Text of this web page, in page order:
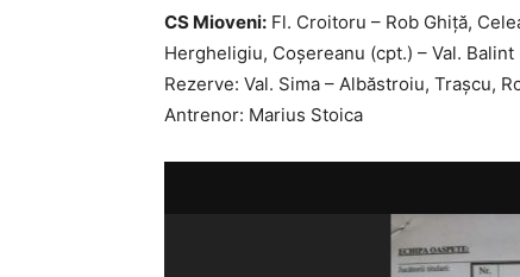
CS Mioveni: Fl. Croitoru – Rob Ghiţă,
Hergheligiu, Coşereanu (cpt.) – Val. Balint
Rezerve: Val. Sima – Albăstroiu, Traşcu,
Antrenor: Marius Stoica